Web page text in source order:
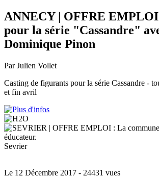
ANNECY | OFFRE
pour la série "Cassandre"
Dominique Pinon
Par Julien Vollet
Casting de figurants pour la série Cassandre -
et fin avril
Sevrier
Le 12 Décembre 2017 - 24431 vues